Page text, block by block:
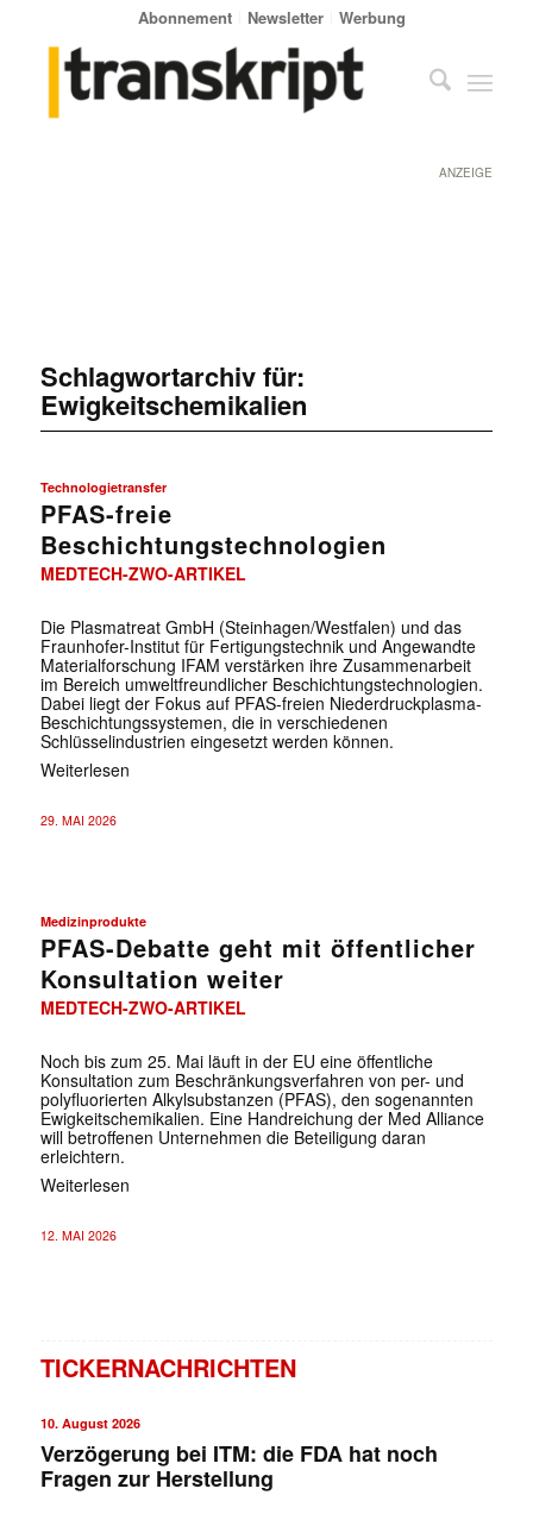
Abonnement Newsletter Werbung
ANZEIGE
Schlagwortarchiv für:
Ewigkeitschemikalien
Technologietransfer
PFAS-freie
Beschichtungstechnologien
MEDTECH-ZWO-ARTIKEL
Die Plasmatreat GmbH (Steinhagen/Westfalen) und das
Fraunhofer-Institut für Fertigungstechnik und Angewandte
Materialforschung IFAM verstärken ihre Zusammenarbeit
im Bereich umweltfreundlicher Beschichtungstechnologien.
Dabei liegt der Fokus auf PFAS-freien Niederdruckplasma-
Beschichtungssystemen, die in verschiedenen
Schlüsselindustrien eingesetzt werden können.
Weiterlesen
29. MAI 2026
Medizinprodukte
PFAS-Debatte geht mit öffentlicher
Konsultation weiter
MEDTECH-ZWO-ARTIKEL
Noch bis zum 25. Mai läuft in der EU eine öffentliche
Konsultation zum Beschränkungsverfahren von per- und
polyfluorierten Alkylsubstanzen (PFAS), den sogenannten
Ewigkeitschemikalien. Eine Handreichung der Med Alliance
will betroffenen Unternehmen die Beteiligung daran
erleichtern.
Weiterlesen
12. MAI 2026
TICKERNACHRICHTEN
10. August 2026
Verzögerung bei ITM: die FDA hat noch
Fragen zur Herstellung